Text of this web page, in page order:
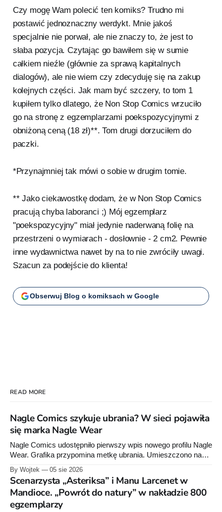
Czy mogę Wam polecić ten komiks? Trudno mi
postawić jednoznaczny werdykt. Mnie jakoś
specjalnie nie porwał, ale nie znaczy to, że jest to
słaba pozycja. Czytając go bawiłem się w sumie
całkiem nieźle (głównie za sprawą kapitalnych
dialogów), ale nie wiem czy zdecyduję się na zakup
kolejnych części. Jak mam być szczery, to tom 1
kupiłem tylko dlatego, że Non Stop Comics wrzuciło
go na stronę z egzemplarzami poekspozycyjnymi z
obniżoną ceną (18 zł)**. Tom drugi dorzuciłem do
paczki.
*Przynajmniej tak mówi o sobie w drugim tomie.
** Jako ciekawostkę dodam, że w Non Stop Comics
pracują chyba laboranci ;) Mój egzemplarz
"poekspozycyjny" miał jedynie naderwaną folię na
przestrzeni o wymiarach - dosłownie - 2 cm2. Pewnie
inne wydawnictwa nawet by na to nie zwróciły uwagi.
Szacun za podejście do klienta!
Obserwuj Blog o komiksach w Google
READ MORE
Nagle Comics szykuje ubrania? W sieci pojawiła
się marka Nagle Wear
Nagle Comics udostępniło pierwszy wpis nowego profilu Nagle
Wear. Grafika przypomina metkę ubrania. Umieszczono na
dotyczące prania. Powstała też osobna domena internetowa
pod nazwą marki.
By Wojtek 05 sie 2026
Scenarzysta „Asteriksa” i Manu Larcenet w
Mandioce. „Powrót do natury” w nakładzie 800
egzemplarzy